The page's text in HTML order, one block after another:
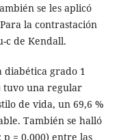
se les aplicó
la contrastación
c de Kendall.
diabética grado 1
tuvo una regular
de vida, un 69,6 %
También se halló
= 0,000) entre las